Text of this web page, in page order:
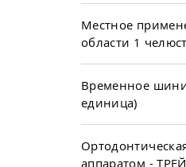
Местное
области 1
Временное
единица)
аппаратом -